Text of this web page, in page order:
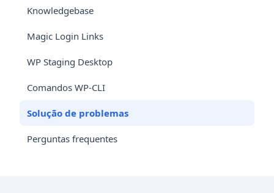
Knowledgebase
Magic Login Links
WP Staging Desktop
Comandos WP-CLI
Solução de problemas
Perguntas frequentes